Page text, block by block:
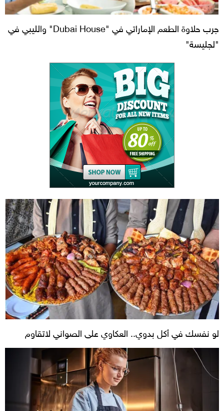
جرب حلاوة الطعم الإماراتي في "Dubai House" والليبي في
"لجليسة"
لو نفسك في أكل بدوي.. العكاوي على الصواني لاتقاوم